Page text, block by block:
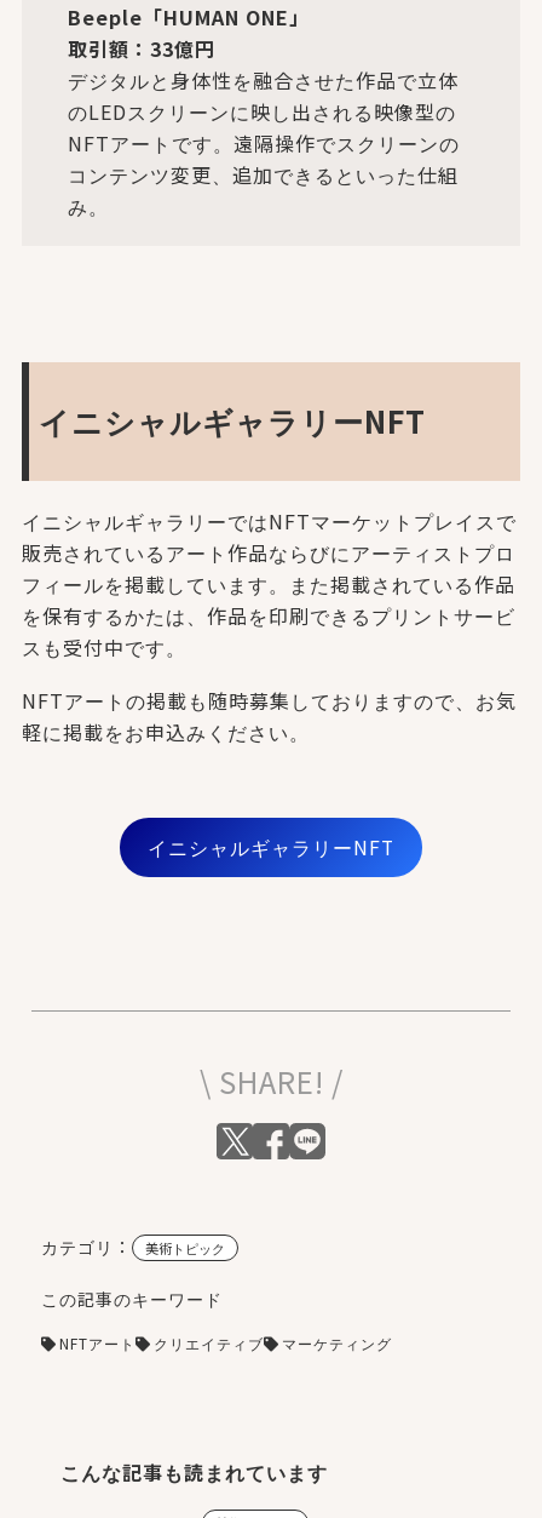
Beeple「HUMAN ONE」
取引額：33億円
デジタルと身体性を融合させた作品で立体
のLEDスクリーンに映し出される映像型の
NFTアートです。遠隔操作でスクリーンの
コンテンツ変更、追加できるといった仕組
み。
イニシャルギャラリーNFT
イニシャルギャラリーではNFTマーケットプレイスで
販売されているアート作品ならびにアーティストプロ
フィールを掲載しています。また掲載されている作品
を保有するかたは、作品を印刷できるプリントサービ
スも受付中です。
NFTアートの掲載も随時募集しておりますので、お気
軽に掲載をお申込みください。
イニシャルギャラリーNFT
\ SHARE! /
カテゴリ： 美術トピック
この記事のキーワード
NFTアート クリエイティブ マーケティング
こんな記事も読まれています